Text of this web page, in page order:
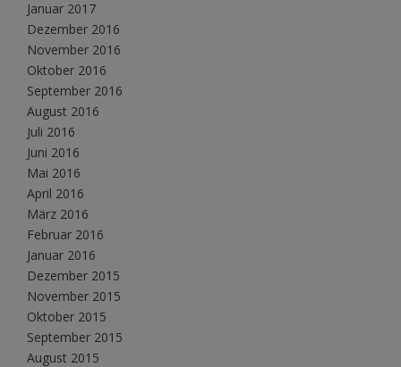
Januar 2017
Dezember 2016
November 2016
Oktober 2016
September 2016
August 2016
Juli 2016
Juni 2016
Mai 2016
April 2016
März 2016
Februar 2016
Januar 2016
Dezember 2015
November 2015
Oktober 2015
September 2015
August 2015